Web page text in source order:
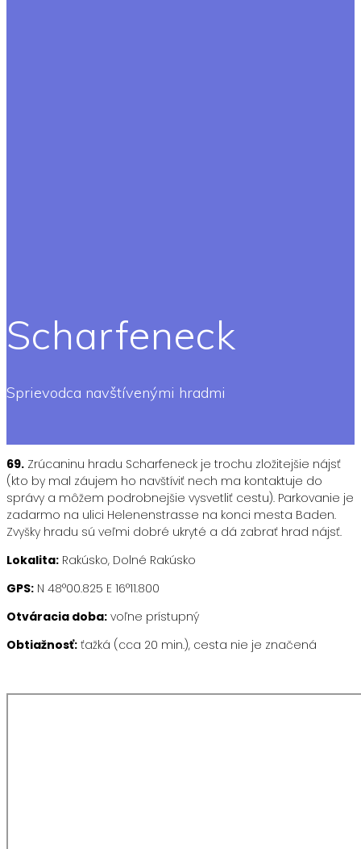
Scharfeneck
Sprievodca navštívenými hradmi
69. Zrúcaninu hradu Scharfeneck je trochu zložitejšie nájsť
(kto by mal záujem ho navštíviť nech ma kontaktuje do
správy a môžem podrobnejšie vysvetliť cestu). Parkovanie je
zadarmo na ulici Helenenstrasse na konci mesta Baden.
Zvyšky hradu sú veľmi dobré ukryté a dá zabrať hrad nájsť.
Lokalita: Rakúsko, Dolné Rakúsko
GPS: N 48°00.825 E 16°11.800
Otváracia doba: voľne prístupný
Obtiažnosť: ťažká (cca 20 min.), cesta nie je značená